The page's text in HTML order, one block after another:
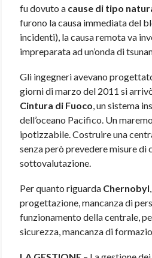
fu dovuto a cause di tipo
furono la causa immediata del
incidenti), la causa remota va
impreparata ad un’onda di
Gli ingegneri avevano
giorni di marzo del 2011 si
Cintura di Fuoco , un sistema
dell’oceano Pacifico. Un
ipotizzabile. Costruire una
senza però prevedere misure
sottovalutazione.
Per quanto riguarda Chernobyl
progettazione, mancanza di
funzionamento della centrale,
sicurezza, mancanza di